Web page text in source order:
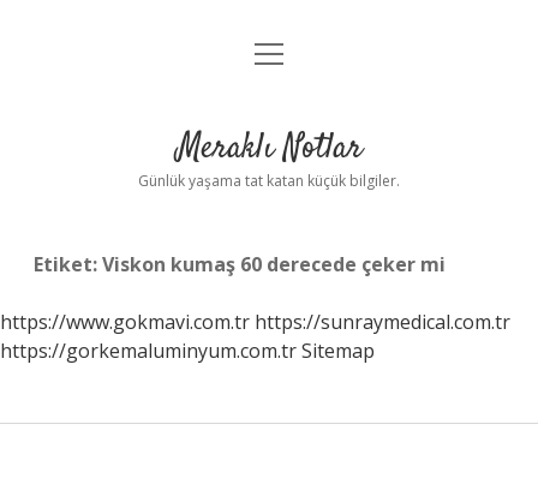
Anasayfa
Yasal Uyarı
menüyü
Meraklı Notlar
Günlük yaşama tat katan küçük bilgiler.
Etiket:Viskon kumaş 60 derecede çeker mi
https://www.gokmavi.com.tr https://sunraymedical.com.tr
https://gorkemaluminyum.com.trSitemap